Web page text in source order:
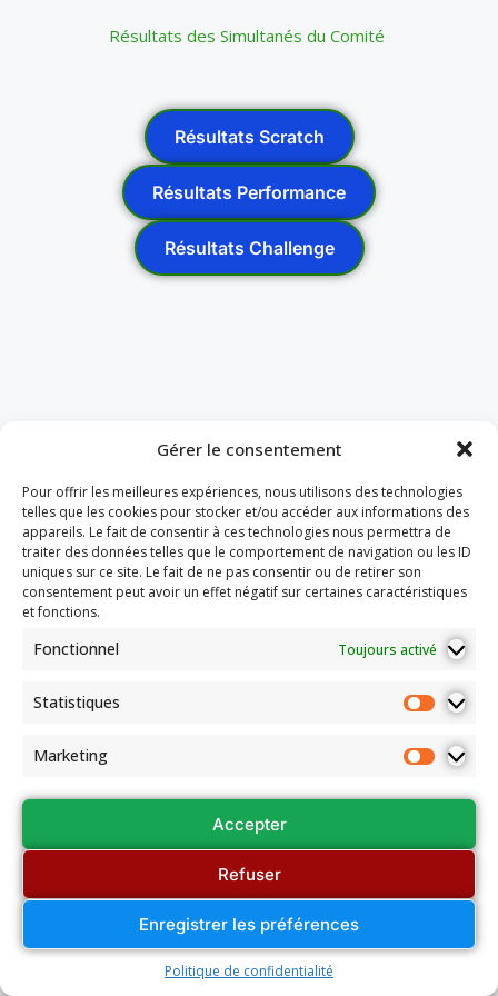
Gérer le consentement
Pour offrir les meilleures expériences, nous utilisons des technologies
telles que les cookies pour stocker et/ou accéder aux informations des
appareils. Le fait de consentir à ces technologies nous permettra de
traiter des données telles que le comportement de navigation ou les ID
uniques sur ce site. Le fait de ne pas consentir ou de retirer son
consentement peut avoir un effet négatif sur certaines caractéristiques
et fonctions.
Fonctionnel Toujours activé
Statistiques
Marketing
Accepter
Refuser
Enregistrer les préférences
Politique de confidentialité
Résultats des Simultanés du Comité
Résultats Scratch
Résultats Performance
Résultats Challenge